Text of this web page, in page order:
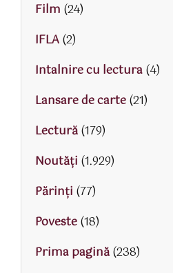
Film (24)
IFLA(2)
Intalnire cu lectura(4)
Lansare de carte(21)
Lectură(179)
Noutăți (1.929)
Părinţi (77)
Poveste(18)
Prima pagină(238)